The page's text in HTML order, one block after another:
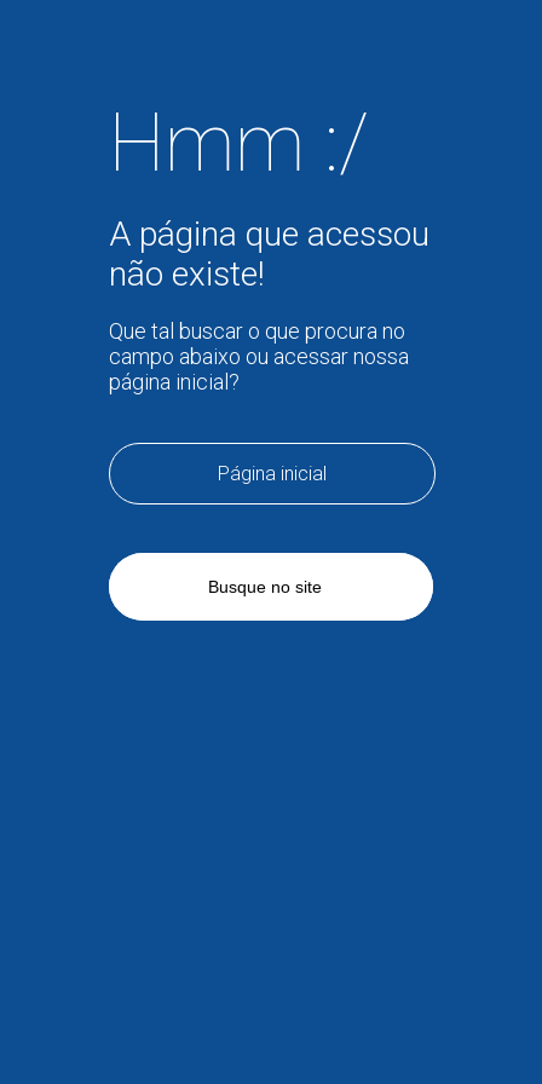
Hmm :/
A página que acessou
não existe!
Que tal buscar o que procura no
campo abaixo ou acessar nossa
página inicial?
Página inicial